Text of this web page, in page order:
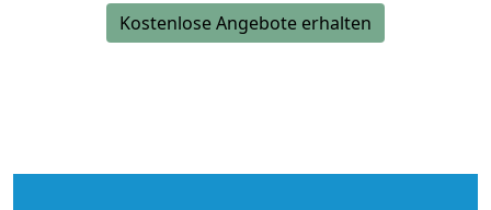
Kostenlose Angebote erhalten